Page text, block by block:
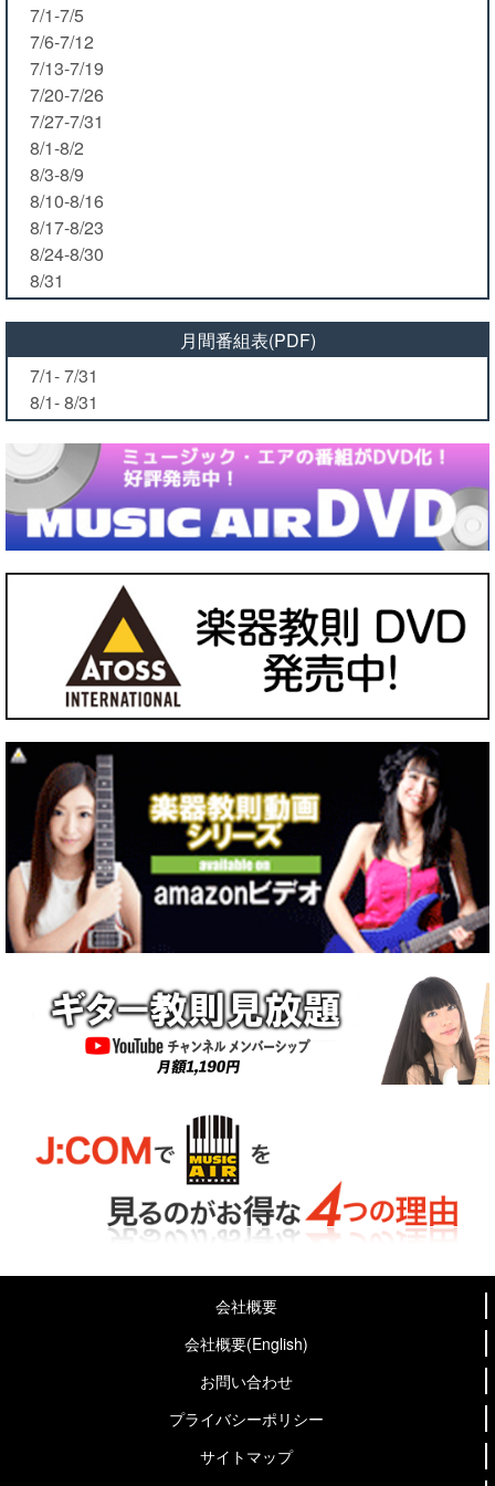
7/1-7/5
7/6-7/12
7/13-7/19
7/20-7/26
7/27-7/31
8/1-8/2
8/3-8/9
8/10-8/16
8/17-8/23
8/24-8/30
8/31
月間番組表(PDF)
7/1- 7/31
8/1- 8/31
会社概要
会社概要(English)
お問い合わせ
プライバシーポリシー
サイトマップ